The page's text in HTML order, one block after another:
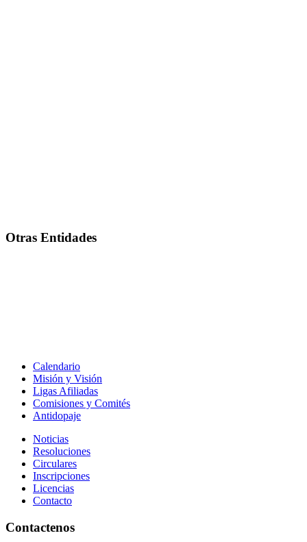
Otras Entidades
Calendario
Misión y Visión
Ligas Afiliadas
Comisiones y Comités
Antidopaje
Noticias
Resoluciones
Circulares
Inscripciones
Licencias
Contacto
Contactenos